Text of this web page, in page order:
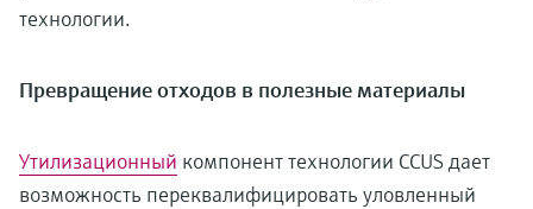
технологии.
Превращение отходов в полезные материалы
Утилизационный компонент технологии CCUS дает
возможность переквалифицировать уловленный